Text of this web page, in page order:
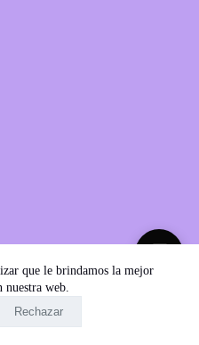
que le brindamos la mejor
nuestra web.
Rechazar